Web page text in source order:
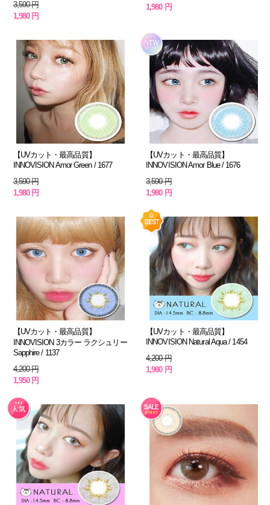
3,590 円
1,980 円
1,980 円
【UVカット・最高品質】
INNOVISION Amor Green / 1677
3,590 円
1,980 円
【UVカット・最高品質】
INNOVISION Amor Blue / 1676
3,590 円
1,980 円
【UVカット・最高品質】
INNOVISION 3カラー ラクシュリー
Sapphire / 1137
4,200 円
1,950 円
【UVカット・最高品質】
INNOVISION Natural Aqua / 1454
4,200 円
1,980 円